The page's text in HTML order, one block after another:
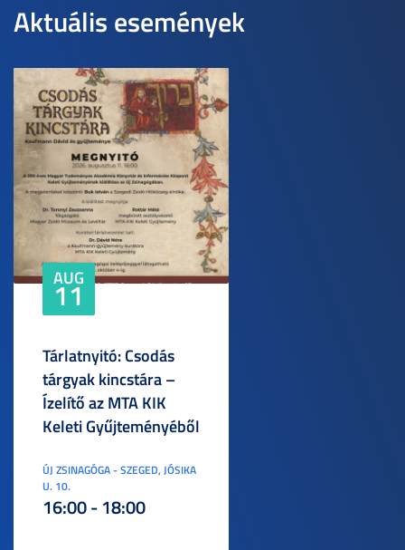
Aktuális események
AUG
11
Tárlatnyitó: Csodás
tárgyak kincstára –
Ízelítő az MTA KIK
Keleti Gyűjteményéből
ÚJ ZSINAGÓGA - SZEGED, JÓSIKA
U. 10.
16:00 - 18:00